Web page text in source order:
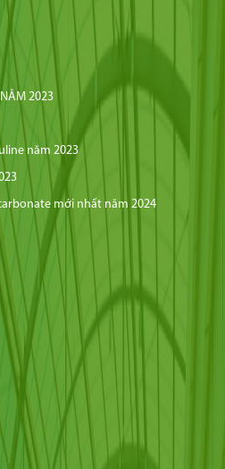
2023
năm 2023
mới nhất năm 2024